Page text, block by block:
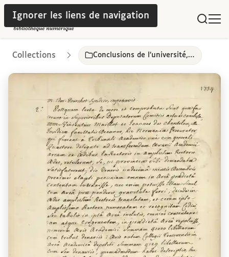
Ignorer les liens de navigation
Collections Conclusions de l’université, 1661-1792